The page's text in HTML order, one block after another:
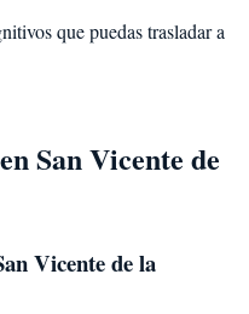
que puedas trasladar a
enSan Vicente de
Vicente de la